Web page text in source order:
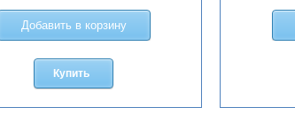
Добавить в корзину
Купить